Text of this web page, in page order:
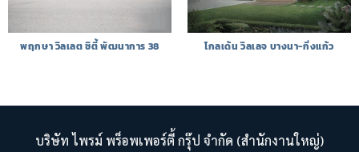
พฤกษา วิลเลต ซิตี้ พัฒนาการ 38 โกลเด้น วิลเลจ บางนา-กิ่งแก้ว
บริษัท ไพรม์ พร็อพเพอร์ตี้ กรุ๊ป จำกัด (สำนักงานใหญ่)